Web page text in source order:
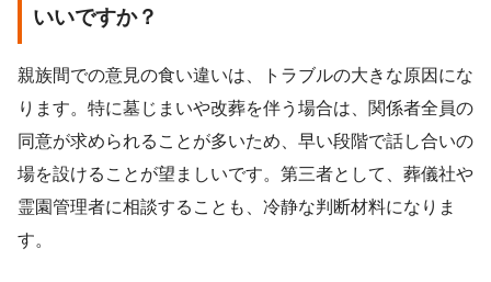
いいですか？
親族間での意見の食い違いは、トラブルの大きな原因にな
ります。特に墓じまいや改葬を伴う場合は、関係者全員の
同意が求められることが多いため、早い段階で話し合いの
場を設けることが望ましいです。第三者として、葬儀社や
霊園管理者に相談することも、冷静な判断材料になりま
す。